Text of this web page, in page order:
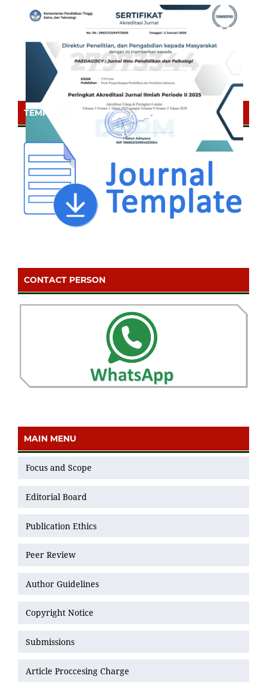
TEMPLATE
CONTACT PERSON
MAIN MENU
Focus and Scope
Editorial Board
Publication Ethics
Peer Review
Author Guidelines
Copyright Notice
Submissions
Article Proccesing Charge